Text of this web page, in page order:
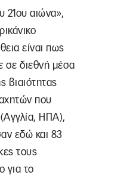
21ου αιώνα»,
είναι πως
σε διεθνή μέσα
βιαιότητας
που
(Αγγλία, ΗΠΑ),
εδώ και 83
τους
για το